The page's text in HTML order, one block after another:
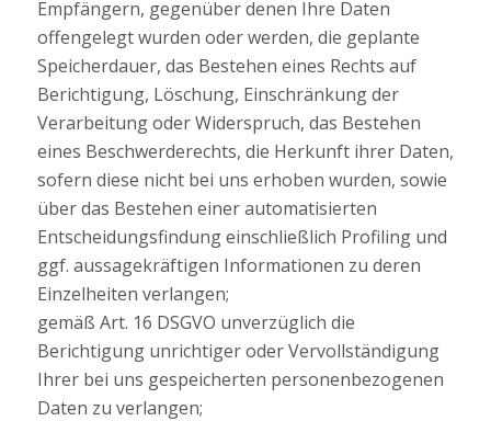
Empfängern, gegenüber denen Ihre Daten
offengelegt wurden oder werden, die geplante
Speicherdauer, das Bestehen eines Rechts auf
Berichtigung, Löschung, Einschränkung der
Verarbeitung oder Widerspruch, das Bestehen
eines Beschwerderechts, die Herkunft ihrer Daten,
sofern diese nicht bei uns erhoben wurden, sowie
über das Bestehen einer automatisierten
Entscheidungsfindung einschließlich Profiling und
ggf. aussagekräftigen Informationen zu deren
Einzelheiten verlangen;
gemäß Art. 16 DSGVO unverzüglich die
Berichtigung unrichtiger oder Vervollständigung
Ihrer bei uns gespeicherten personenbezogenen
Daten zu verlangen;